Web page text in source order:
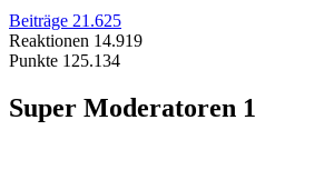
Beiträge 21.625
Reaktionen 14.919
Punkte 125.134
Super Moderatoren 1